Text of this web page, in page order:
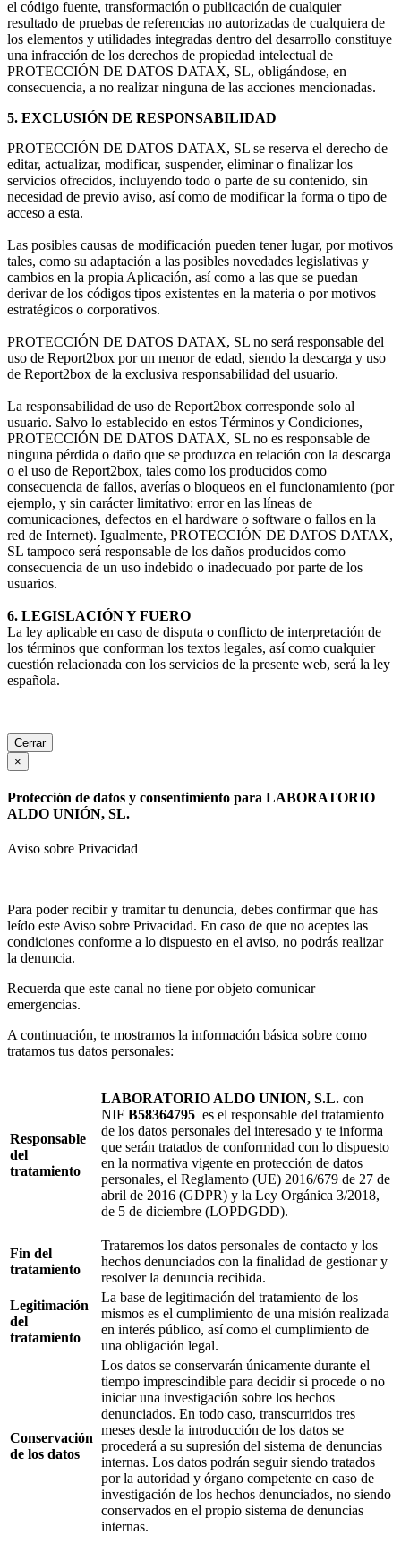
el código fuente, transformación o publicación de cualquier
resultado de pruebas de referencias no autorizadas de cualquiera de
los elementos y utilidades integradas dentro del desarrollo constituye
una infracción de los derechos de propiedad intelectual de
PROTECCIÓN DE DATOS DATAX, SL, obligándose, en
consecuencia, a no realizar ninguna de las acciones mencionadas.
5. EXCLUSIÓN DE RESPONSABILIDAD
PROTECCIÓN DE DATOS DATAX, SL se reserva el derecho de
editar, actualizar, modificar, suspender, eliminar o finalizar los
servicios ofrecidos, incluyendo todo o parte de su contenido, sin
necesidad de previo aviso, así como de modificar la forma o tipo de
acceso a esta.
Las posibles causas de modificación pueden tener lugar, por motivos
tales, como su adaptación a las posibles novedades legislativas y
cambios en la propia Aplicación, así como a las que se puedan
derivar de los códigos tipos existentes en la materia o por motivos
estratégicos o corporativos.
PROTECCIÓN DE DATOS DATAX, SL no será responsable del
uso de Report2box por un menor de edad, siendo la descarga y uso
de Report2box de la exclusiva responsabilidad del usuario.
La responsabilidad de uso de Report2box corresponde solo al
usuario. Salvo lo establecido en estos Términos y Condiciones,
PROTECCIÓN DE DATOS DATAX, SL no es responsable de
ninguna pérdida o daño que se produzca en relación con la descarga
o el uso de Report2box, tales como los producidos como
consecuencia de fallos, averías o bloqueos en el funcionamiento (por
ejemplo, y sin carácter limitativo: error en las líneas de
comunicaciones, defectos en el hardware o software o fallos en la
red de Internet). Igualmente, PROTECCIÓN DE DATOS DATAX,
SL tampoco será responsable de los daños producidos como
consecuencia de un uso indebido o inadecuado por parte de los
usuarios.
6. LEGISLACIÓN Y FUERO
La ley aplicable en caso de disputa o conflicto de interpretación de
los términos que conforman los textos legales, así como cualquier
cuestión relacionada con los servicios de la presente web, será la ley
española.
Cerrar
×
Protección de datos y consentimiento para LABORATORIO
ALDO UNIÓN, SL.
Aviso sobre Privacidad
Para poder recibir y tramitar tu denuncia, debes confirmar que has
leído este Aviso sobre Privacidad. En caso de que no aceptes las
condiciones conforme a lo dispuesto en el aviso, no podrás realizar
la denuncia.
Recuerda que este canal no tiene por objeto comunicar
emergencias.
A continuación, te mostramos la información básica sobre como
tratamos tus datos personales:
Responsable
del
tratamiento
LABORATORIO ALDO UNION, S.L. con
NIF B58364795 es el responsable del tratamiento
de los datos personales del interesado y te informa
que serán tratados de conformidad con lo dispuesto
en la normativa vigente en protección de datos
personales, el Reglamento (UE) 2016/679 de 27 de
abril de 2016 (GDPR) y la Ley Orgánica 3/2018,
de 5 de diciembre (LOPDGDD).
Fin del
tratamiento
Trataremos los datos personales de contacto y los
hechos denunciados con la finalidad de gestionar y
resolver la denuncia recibida.
Legitimación
del
tratamiento
La base de legitimación del tratamiento de los
mismos es el cumplimiento de una misión realizada
en interés público, así como el cumplimiento de
una obligación legal.
Conservación
de los datos
Los datos se conservarán únicamente durante el
tiempo imprescindible para decidir si procede o no
iniciar una investigación sobre los hechos
denunciados. En todo caso, transcurridos tres
meses desde la introducción de los datos se
procederá a su supresión del sistema de denuncias
internas. Los datos podrán seguir siendo tratados
por la autoridad y órgano competente en caso de
investigación de los hechos denunciados, no siendo
conservados en el propio sistema de denuncias
internas.